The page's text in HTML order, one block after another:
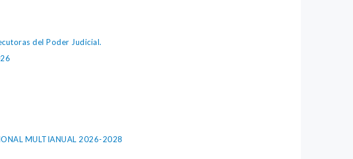
del Poder Judicial.
MULTIANUAL 2026-2028